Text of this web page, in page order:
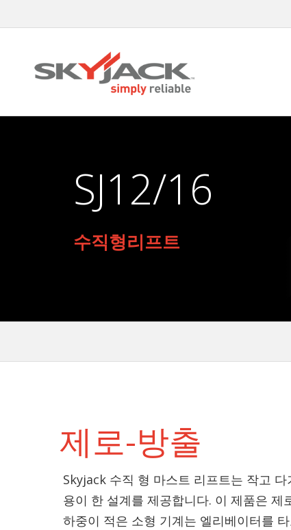
to
content
SJ12/16
수직형리프트
제로-방출
Skyjack 수직 형 마스트 리프트는 작고
용이 한 설계를 제공합니다. 이 제품은 제
하중이 적은 소형 기계는 엘리베이터를